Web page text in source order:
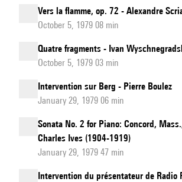
Vers la flamme, op. 72 - Alexandre
October 5, 1979 08 min
Quatre fragments - Ivan
October 5, 1979 03 min
Intervention sur Berg - Pierre Boulez
January 29, 1979 06 min
Sonata No. 2 for Piano: Concord,
Charles Ives (1904-1919)
January 29, 1979 47 min
Intervention du présentateur de Radio